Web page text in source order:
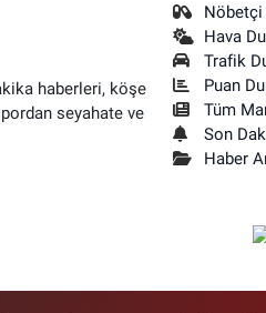
haberleri, köşe
seyahate ve
Nöbetçi
Hava
Trafik
Puan
Tüm
Son
Haber